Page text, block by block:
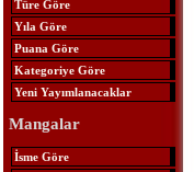
Türe Göre
Yıla Göre
Puana Göre
Kategoriye Göre
Yeni Yayımlanacaklar
Mangalar
İsme Göre